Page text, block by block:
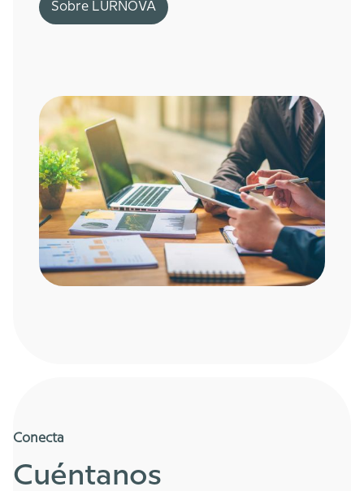
Sobre LURNOVA
Conecta
Cuéntanos